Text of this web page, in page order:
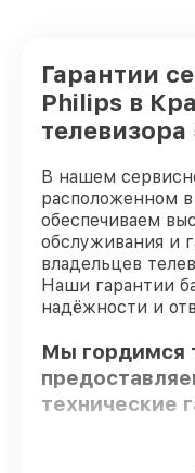
Гарантии
Philips в
телевизора
В нашем
расположенном
обеспечиваем
обслуживания и
владельцев
Наши гарантии
надёжности и
Мы гордимся
технические
Только